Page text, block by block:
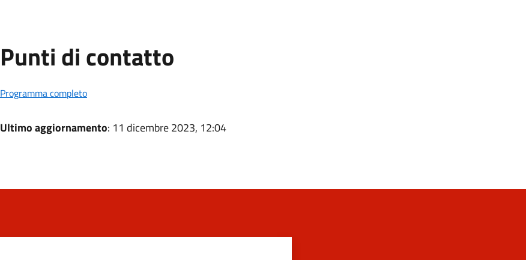
Punti di contatto
Programma completo
Ultimo aggiornamento: 11 dicembre 2023, 12:04